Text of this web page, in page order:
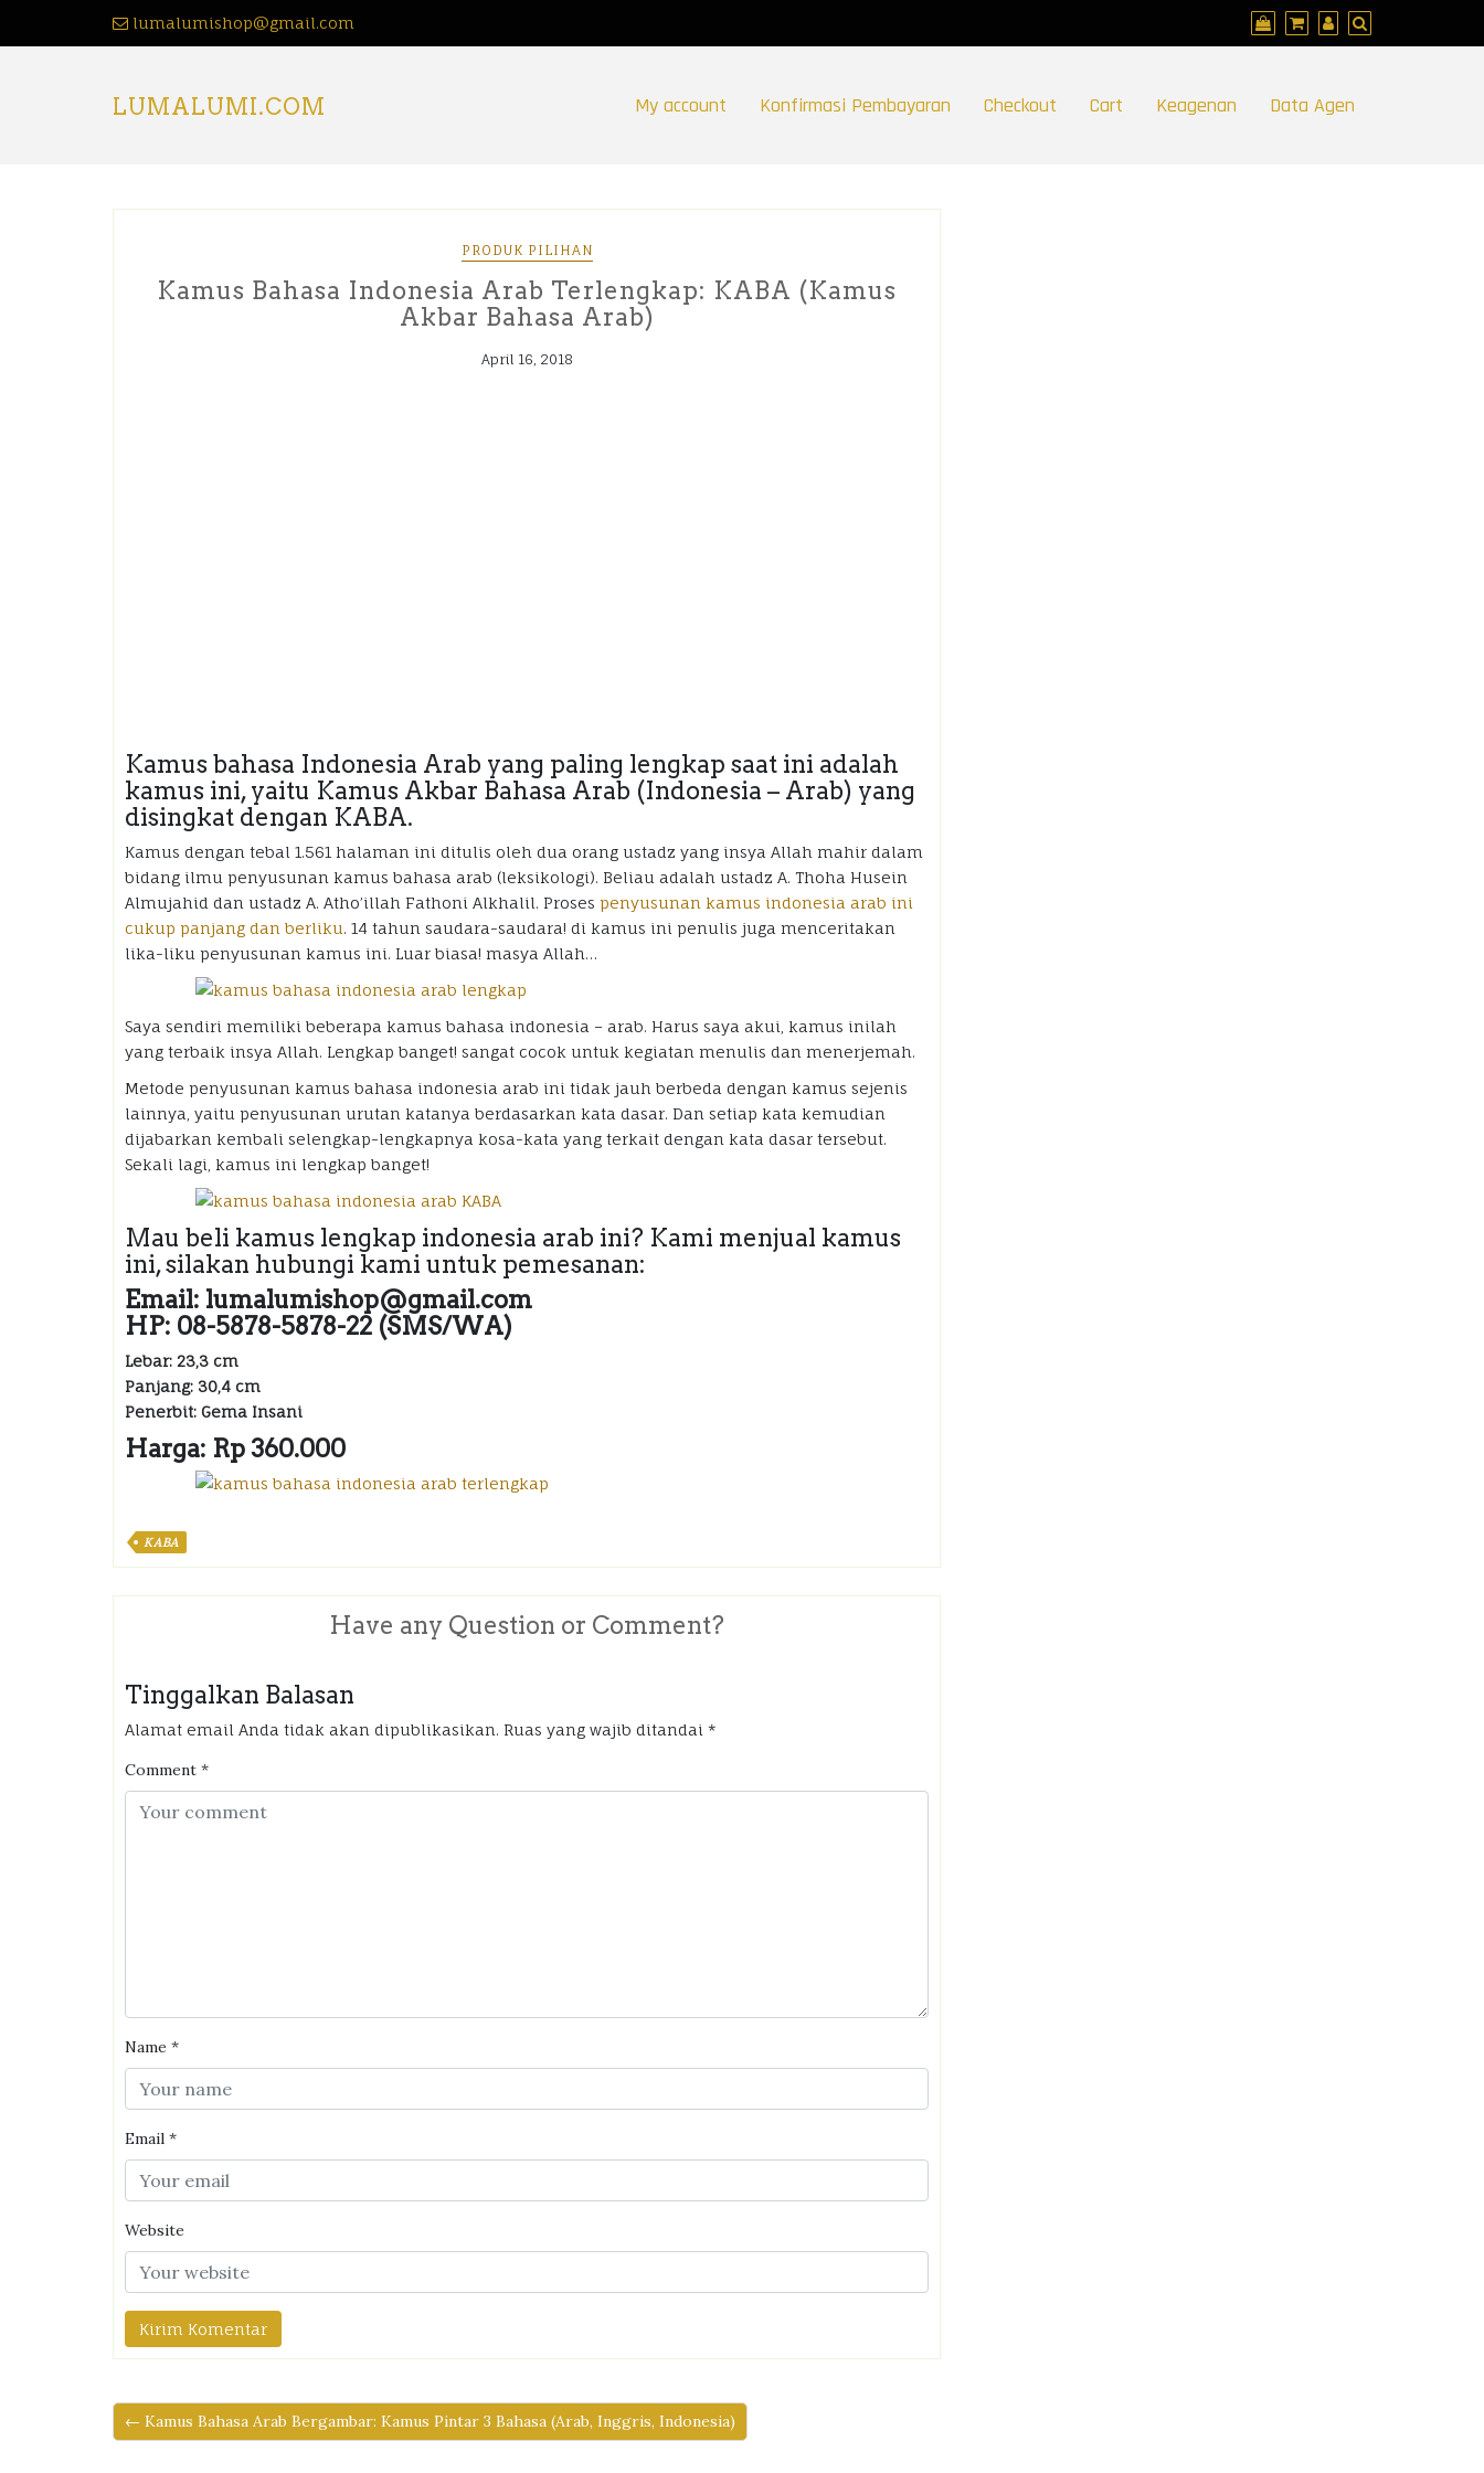
lumalumishop@gmail.com
LUMALUMI.COM My account Konfirmasi Pembayaran Checkout Cart Keagenan Data Agen
PRODUK PILIHAN
Kamus Bahasa Indonesia Arab Terlengkap: KABA (Kamus
Akbar Bahasa Arab)
April 16, 2018
Kamus bahasa Indonesia Arab yang paling lengkap saat ini adalah
kamus ini, yaitu Kamus Akbar Bahasa Arab (Indonesia – Arab) yang
disingkat dengan KABA.
Kamus dengan tebal 1.561 halaman ini ditulis oleh dua orang ustadz yang insya Allah mahir dalam
bidang ilmu penyusunan kamus bahasa arab (leksikologi). Beliau adalah ustadz A. Thoha Husein
Almujahid dan ustadz A. Atho’illah Fathoni Alkhalil. Proses penyusunan kamus indonesia arab ini
cukup panjang dan berliku. 14 tahun saudara-saudara! di kamus ini penulis juga menceritakan
lika-liku penyusunan kamus ini. Luar biasa! masya Allah…
Saya sendiri memiliki beberapa kamus bahasa indonesia – arab. Harus saya akui, kamus inilah
yang terbaik insya Allah. Lengkap banget! sangat cocok untuk kegiatan menulis dan menerjemah.
Metode penyusunan kamus bahasa indonesia arab ini tidak jauh berbeda dengan kamus sejenis
lainnya, yaitu penyusunan urutan katanya berdasarkan kata dasar. Dan setiap kata kemudian
dijabarkan kembali selengkap-lengkapnya kosa-kata yang terkait dengan kata dasar tersebut.
Sekali lagi, kamus ini lengkap banget!
Mau beli kamus lengkap indonesia arab ini? Kami menjual kamus
ini, silakan hubungi kami untuk pemesanan:
Email: lumalumishop@gmail.com
HP: 08-5878-5878-22 (SMS/WA)
Lebar: 23,3 cm
Panjang: 30,4 cm
Penerbit: Gema Insani
Harga: Rp 360.000
KABA
Have any Question or Comment?
Tinggalkan Balasan
Alamat email Anda tidak akan dipublikasikan. Ruas yang wajib ditandai *
Comment *
Name *
Email *
Website
← Kamus Bahasa Arab Bergambar: Kamus Pintar 3 Bahasa (Arab, Inggris, Indonesia)